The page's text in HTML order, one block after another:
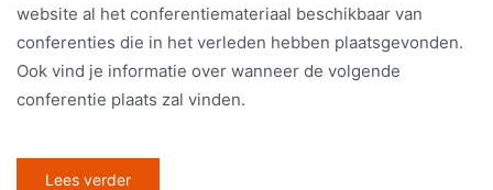
website al het conferentiemateriaal beschikbaar van
conferenties die in het verleden hebben plaatsgevonden.
Ook vind je informatie over wanneer de volgende
conferentie plaats zal vinden.
Lees verder